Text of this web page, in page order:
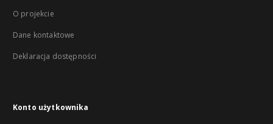
O projekcie
Dane kontaktowe
Deklaracja dostępności
Konto użytkownika